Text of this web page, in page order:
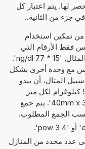
لها. يتم اعتبار كل
جزء من الثانية..
من تمكين استخدام
فقط الأرقام التي
يمكن حساب مع بعضها، على سبيل المثال, '15 * 77 ng/dl'.
مع وحدة أخرى بشكل
المثال، أن يبدو
مثل: '89 نانوغرام لكل ديسيلتر + 52 كيلوغرام لكل متر
مكعب' أو '40mm x 3cm x 65dm = ? cm^3'. يتم جمع
الجمع المطلوب.
عدد محدد من المنازل